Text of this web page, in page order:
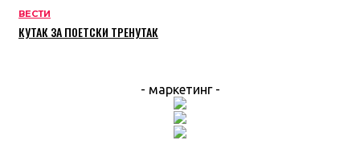
ВЕСТИ
КУТАК ЗА ПОЕТСКИ ТРЕНУТАК
- маркетинг -